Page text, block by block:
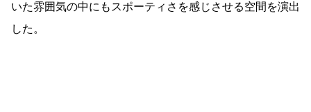
いた雰囲気の中にもスポーティさを感じさせる空間を演出
した。